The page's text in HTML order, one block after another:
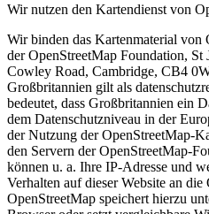
Wir nutzen den Kartendienst von
Wir binden das Kartenmaterial von
der OpenStreetMap Foundation, St
Cowley Road, Cambridge, CB4
Großbritannien gilt als
bedeutet, dass Großbritannien ein
dem Datenschutzniveau in der
der Nutzung der OpenStreetMap-
den Servern der OpenStreetMap-
können u. a. Ihre IP-Adresse und
Verhalten auf dieser Website an
OpenStreetMap speichert hierzu